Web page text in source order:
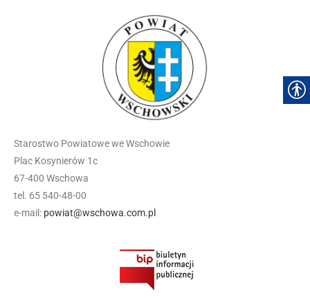
Starostwo Powiatowe we Wschowie
Plac Kosynierów 1c
67-400 Wschowa
tel. 65 540-48-00
e-mail: powiat@wschowa.com.pl